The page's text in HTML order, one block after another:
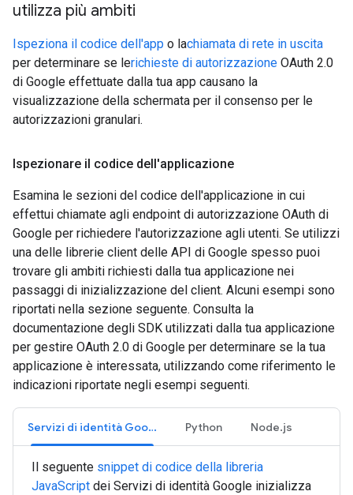
utilizza più ambiti
Ispeziona il codice dell'app o lachiamata di rete in uscita
per determinare se lerichieste di autorizzazione OAuth 2.0
di Google effettuate dalla tua app causano la
visualizzazione della schermata per il consenso per le
autorizzazioni granulari.
Ispezionare il codice dell'applicazione
Esamina le sezioni del codice dell'applicazione in cui
effettui chiamate agli endpoint di autorizzazione OAuth di
Google per richiedere l'autorizzazione agli utenti. Se utilizzi
una delle librerie client delle API di Google spesso puoi
trovare gli ambiti richiesti dalla tua applicazione nei
passaggi di inizializzazione del client. Alcuni esempi sono
riportati nella sezione seguente. Consulta la
documentazione degli SDK utilizzati dalla tua applicazione
per gestire OAuth 2.0 di Google per determinare se la tua
applicazione è interessata, utilizzando come riferimento le
indicazioni riportate negli esempi seguenti.
Servizi di identità Google Python Node.js
Il seguente snippet di codice della libreria
JavaScript dei Servizi di identità Google inizializza